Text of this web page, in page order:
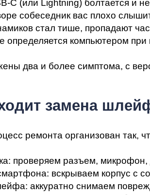
C (или Lightning) болтается и
собеседник вас плохо
стал тише, пропадают
определяется компьютером при
два и более симптома, с
замена
ремонта организован так,
проверяем разъем, микрофон,
вскрываем корпус с
аккуратно снимаем